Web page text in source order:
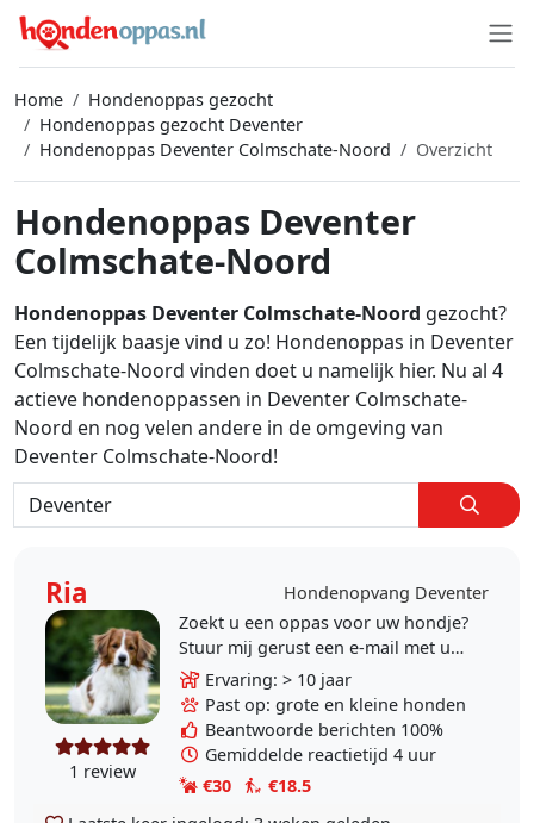
Home
Hondenoppas gezocht
Hondenoppas gezocht Deventer
Hondenoppas Deventer Colmschate-Noord
Overzicht
Hondenoppas Deventer
Colmschate-Noord
Hondenoppas Deventer Colmschate-Noord gezocht?
Een tijdelijk baasje vind u zo! Hondenoppas in Deventer
Colmschate-Noord vinden doet u namelijk hier. Nu al 4
actieve hondenoppassen in Deventer Colmschate-
Noord en nog velen andere in de omgeving van
Deventer Colmschate-Noord!
Ria Hondenopvang Deventer
1 review
Zoekt u een oppas voor uw hondje?
Stuur mij gerust een e-mail met uw
wensen en voorkeuren. Dan kijk ik
graag of we iets voor elkaar
kunnen betekenen...
Ervaring: > 10 jaar
Past op: grote en kleine honden
Beantwoorde berichten 100%
Gemiddelde reactietijd 4 uur
€30
€18.5